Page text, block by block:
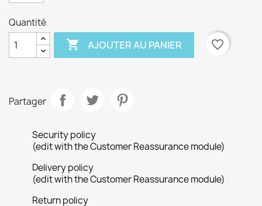
Quantité
 AJOUTER AU PANIER favorite_border
Partager
Security policy
(edit with the Customer Reassurance module)
Delivery policy
(edit with the Customer Reassurance module)
Return policy